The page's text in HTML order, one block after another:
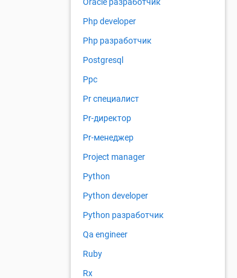
Oracle разработчик
Php developer
Php разработчик
Postgresql
Ppc
Pr специалист
Pr-директор
Pr-менеджер
Project manager
Python
Python developer
Python разработчик
Qa engineer
Ruby
Rx